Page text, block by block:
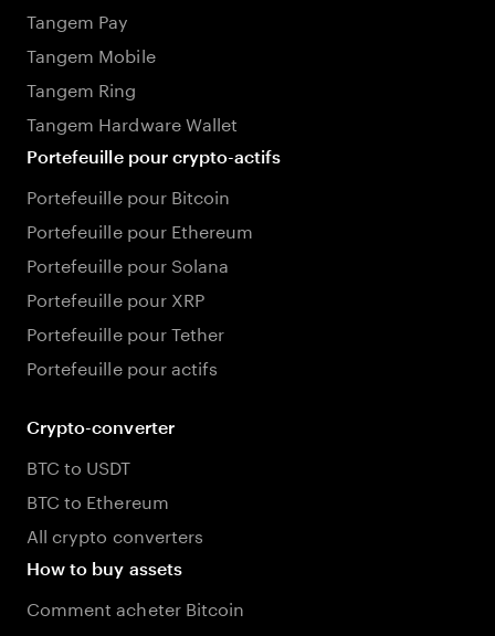
Tangem Pay
Tangem Mobile
Tangem Ring
Tangem Hardware Wallet
Portefeuille pour crypto-actifs
Portefeuille pour Bitcoin
Portefeuille pour Ethereum
Portefeuille pour Solana
Portefeuille pour XRP
Portefeuille pour Tether
Portefeuille pour actifs
Crypto-converter
BTC to USDT
BTC to Ethereum
All crypto converters
How to buy assets
Comment acheter Bitcoin